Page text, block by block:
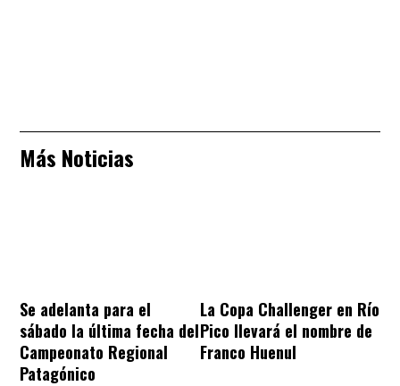
Más Noticias
Se adelanta para el
sábado la última fecha del
Campeonato Regional
Patagónico
La Copa Challenger en Río
Pico llevará el nombre de
Franco Huenul